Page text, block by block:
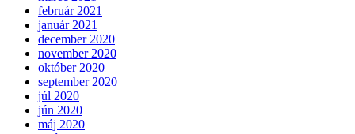
február 2021
január 2021
december 2020
november 2020
október 2020
september 2020
júl 2020
jún 2020
máj 2020